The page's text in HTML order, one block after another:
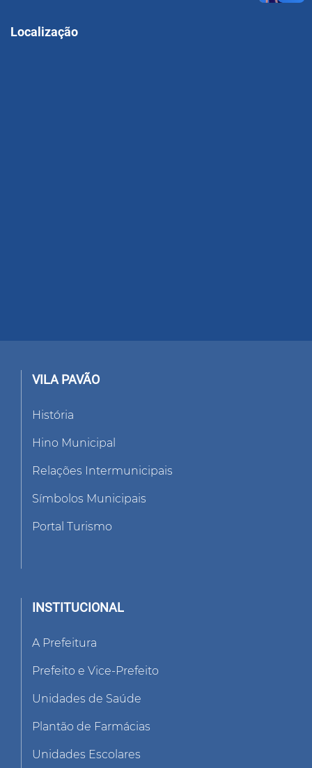
Localização
VILA PAVÃO
História
Hino Municipal
Relações Intermunicipais
Símbolos Municipais
Portal Turismo
INSTITUCIONAL
A Prefeitura
Prefeito e Vice-Prefeito
Unidades de Saúde
Plantão de Farmácias
Unidades Escolares